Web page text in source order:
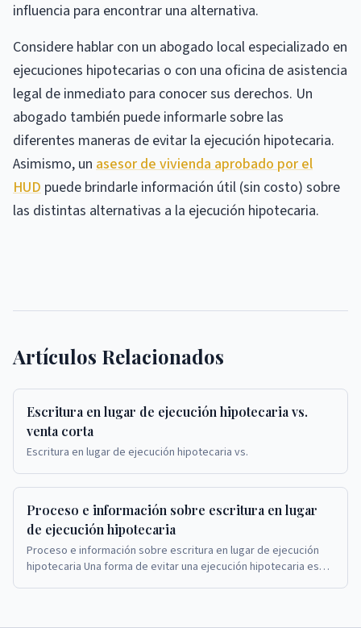
influencia para encontrar una alternativa.
Considere hablar con un abogado local especializado en
ejecuciones hipotecarias o con una oficina de asistencia
legal de inmediato para conocer sus derechos. Un
abogado también puede informarle sobre las
diferentes maneras de evitar la ejecución hipotecaria.
Asimismo, un asesor de vivienda aprobado por el
HUD puede brindarle información útil (sin costo) sobre
las distintas alternativas a la ejecución hipotecaria.
Artículos Relacionados
Escritura en lugar de ejecución hipotecaria vs.
venta corta
Escritura en lugar de ejecución hipotecaria vs.
Proceso e información sobre escritura en lugar
de ejecución hipotecaria
Proceso e información sobre escritura en lugar de ejecución
hipotecaria Una forma de evitar una ejecución hipotecaria es